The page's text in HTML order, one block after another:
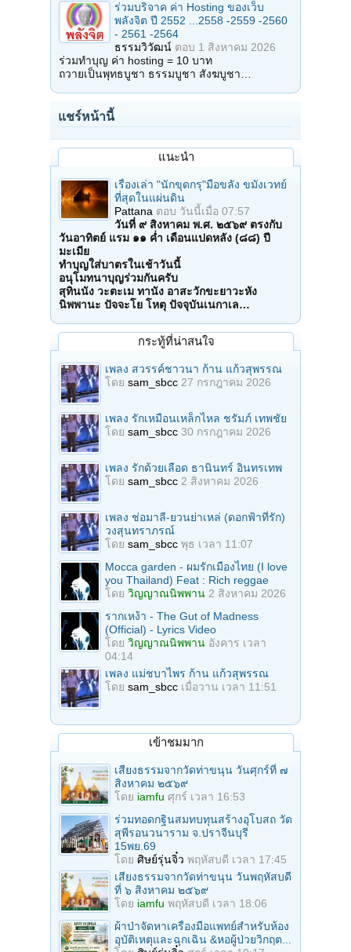
ร่วมบริจาค ค่า Hosting ของเว็บ
พลังจิต ปี 2552 ...2558 -2559 -2560
- 2561 -2564
ธรรมวิวัฒน์ ตอบ 1 สิงหาคม 2026
ร่วมทำบุญ ค่า hosting = 10 บาท
ถวายเป็นพุทธบูชา ธรรมบูชา สังฆบูชา…
แชร์หน้านี้
แนะนำ
เรื่องเล่า "นักขุดกรุ"มือขลัง ขมังเวทย์
ที่สุดในแผ่นดิน
Pattana ตอบ วันนี้เมื่อ 07:57
วันที่ ๙ สิงหาคม พ.ศ. ๒๕๖๙ ตรงกับ
วันอาทิตย์ แรม ๑๑ ค่ำ เดือนแปดหลัง (๘๘) ปี
มะเมีย
ทำบุญใส่บาตรในเช้าวันนี้
อนุโมทนาบุญร่วมกันครับ
สุทินนัง วะตะเม ทานัง อาสะวักขะยาวะหัง
นิพพานะ ปัจจะโย โหตุ ปัจจุบันเนกาเล…
กระทู้ที่น่าสนใจ
เพลง สวรรค์ชาวนา ก้าน แก้วสุพรรณ
โดย sam_sbcc 27 กรกฎาคม 2026
เพลง รักเหมือนเหล็กไหล ชรัมภ์ เทพชัย
โดย sam_sbcc 30 กรกฎาคม 2026
เพลง รักด้วยเลือด ธานินทร์ อินทรเทพ
โดย sam_sbcc 2 สิงหาคม 2026
เพลง ช่อมาลี-ยวนย่าเหล่ (ดอกฟ้าที่รัก)
วงสุนทราภรณ์
โดย sam_sbcc พุธ เวลา 11:07
Mocca garden - ผมรักเมืองไทย (I love
you Thailand) Feat : Rich reggae
โดย วิญญาณนิพพาน 2 สิงหาคม 2026
รากเหง้า - The Gut of Madness
(Official) - Lyrics Video
โดย วิญญาณนิพพาน อังคาร เวลา
04:14
เพลง แม่ชบาไพร ก้าน แก้วสุพรรณ
โดย sam_sbcc เมื่อวาน เวลา 11:51
เข้าชมมาก
เสียงธรรมจากวัดท่าขนุน วันศุกร์ที่ ๗
สิงหาคม ๒๕๖๙
โดย iamfu ศุกร์ เวลา 16:53
ร่วมทอดกฐินสมทบทุนสร้างอุโบสถ วัด
สุพีรอนวนาราม จ.ปราจีนบุรี
15พย.69
โดย ศิษย์รุ่นจิ๋ว พฤหัสบดี เวลา 17:45
เสียงธรรมจากวัดท่าขนุน วันพฤหัสบดี
ที่ ๖ สิงหาคม ๒๕๖๙
โดย iamfu พฤหัสบดี เวลา 18:06
ผ้าป่าจัดหาเครื่องมือแพทย์สำหรับห้อง
อุบัติเหตุและฉุกเฉิน &หอผู้ป่วยวิกฤต...